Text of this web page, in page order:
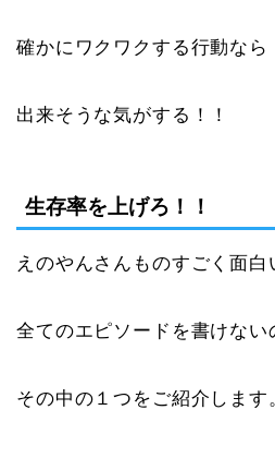
確かにワクワクする行動なら
出来そうな気がする！！
生存率を上げろ！！
えのやんさんものすごく面白
全てのエピソードを書けない
その中の１つをご紹介します